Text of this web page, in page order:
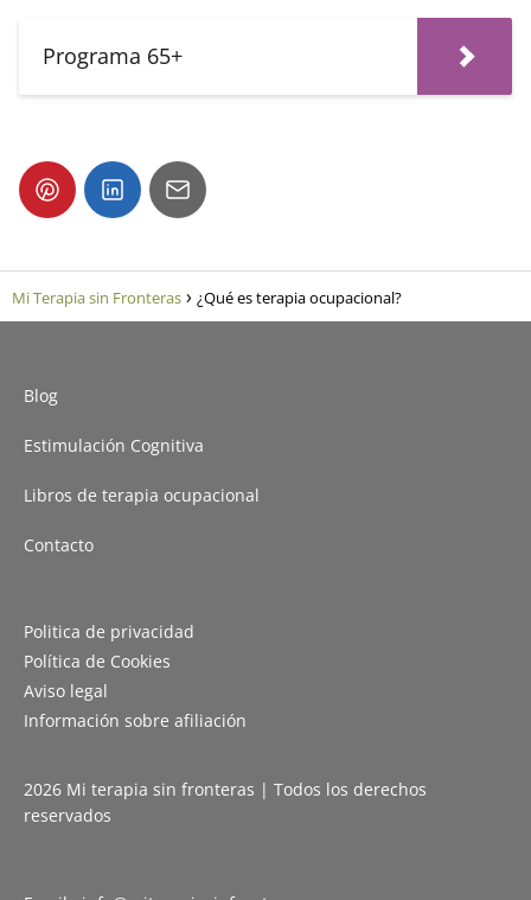
Programa 65+
Mi Terapia sin Fronteras ¿Qué es terapia ocupacional?
Blog
Estimulación Cognitiva
Libros de terapia ocupacional
Contacto
Politica de privacidad
Política de Cookies
Aviso legal
Información sobre afiliación
2026 Mi terapia sin fronteras | Todos los derechos
reservados